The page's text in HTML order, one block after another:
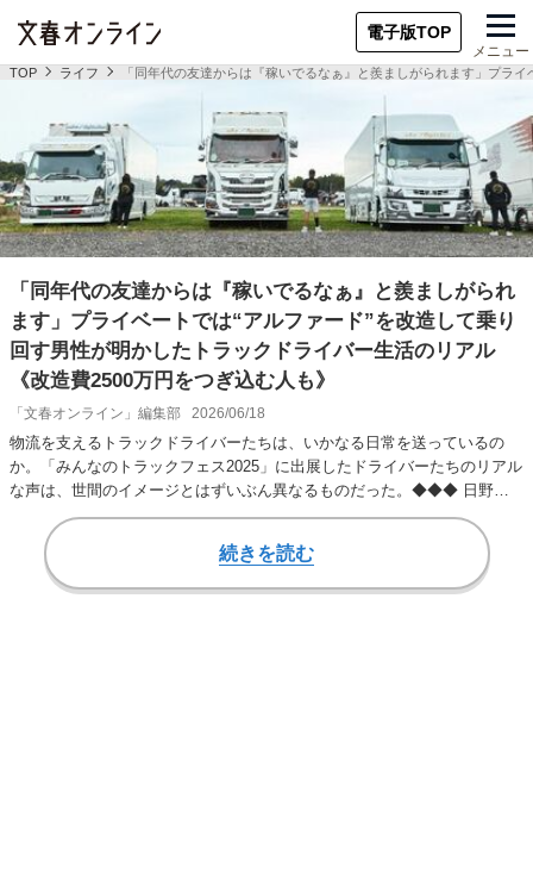
電子版TOP
メニュー
TOP ライフ 「同年代の友達からは『稼いでるなぁ』と羨ましがられます」プラ
「同年代の友達からは『稼いでるなぁ』と羨ましがられ
ます」プライベートでは“アルファード”を改造して乗り
回す男性が明かしたトラックドライバー生活のリアル
《改造費2500万円をつぎ込む人も》
「文春オンライン」編集部 2026/06/18
物流を支えるトラックドライバーたちは、いかなる日常を送っているの
か。「みんなのトラックフェス2025」に出展したドライバーたちのリアル
な声は、世間のイメージとはずいぶん異なるものだった。◆◆◆ 日野・
プロフィアでコ…
続きを読む